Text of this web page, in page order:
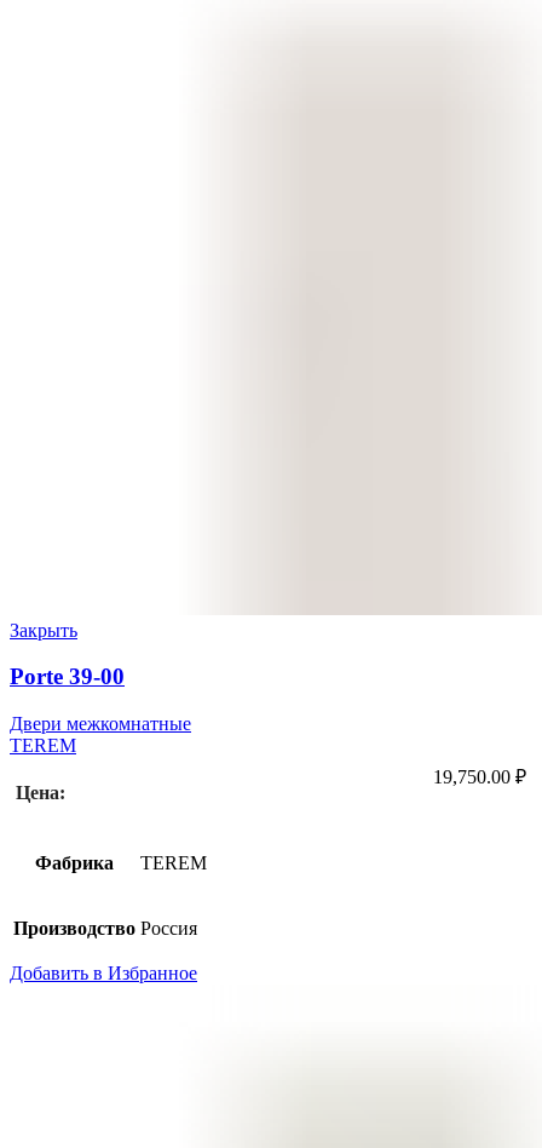
Закрыть
Porte 39-00
Двери межкомнатные
TEREM
Цена:
19,750.00 ₽
Фабрика TEREM
Производство Россия
Добавить в Избранное